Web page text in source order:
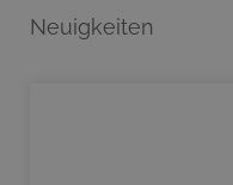
Neuigkeiten